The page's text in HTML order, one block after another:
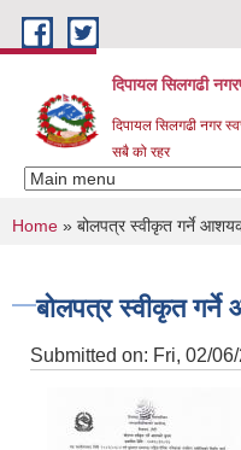
Skip to main content
दिपायल सिलगढी
दिपायल सिलगढी नगर
सबै को रहर
You are here
Home » बोलपत्र स्वीकृत गर्ने
बोलपत्र स्वीकृत
Submitted on: Fri, 02/